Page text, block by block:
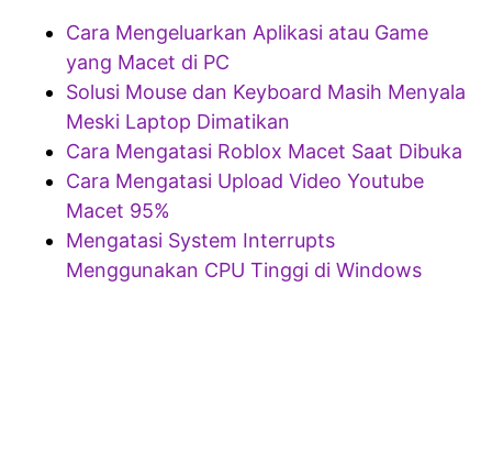
Cara Mengeluarkan Aplikasi atau Game
yang Macet di PC
Solusi Mouse dan Keyboard Masih Menyala
Meski Laptop Dimatikan
Cara Mengatasi Roblox Macet Saat Dibuka
Cara Mengatasi Upload Video Youtube
Macet 95%
Mengatasi System Interrupts
Menggunakan CPU Tinggi di Windows